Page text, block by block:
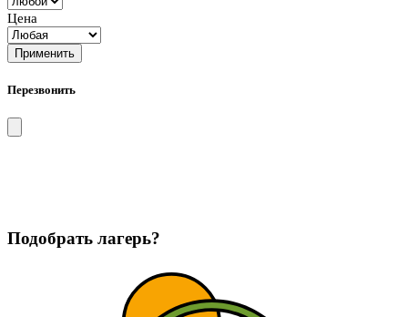
Цена
Применить
Перезвонить
Подобрать лагерь?